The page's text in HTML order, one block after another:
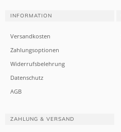
INFORMATION
Versandkosten
Zahlungsoptionen
Widerrufsbelehrung
Datenschutz
AGB
ZAHLUNG & VERSAND